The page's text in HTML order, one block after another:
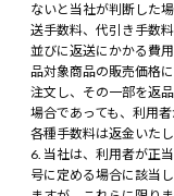
ないと当社が判断した
送手数料、代引き手数
並びに返送にかかる費
品対象商品の販売価格
注文し、その一部を返
場合であっても、利用
各種手数料は返金いたし
当社は、利用者が正
号に定める場合に該当